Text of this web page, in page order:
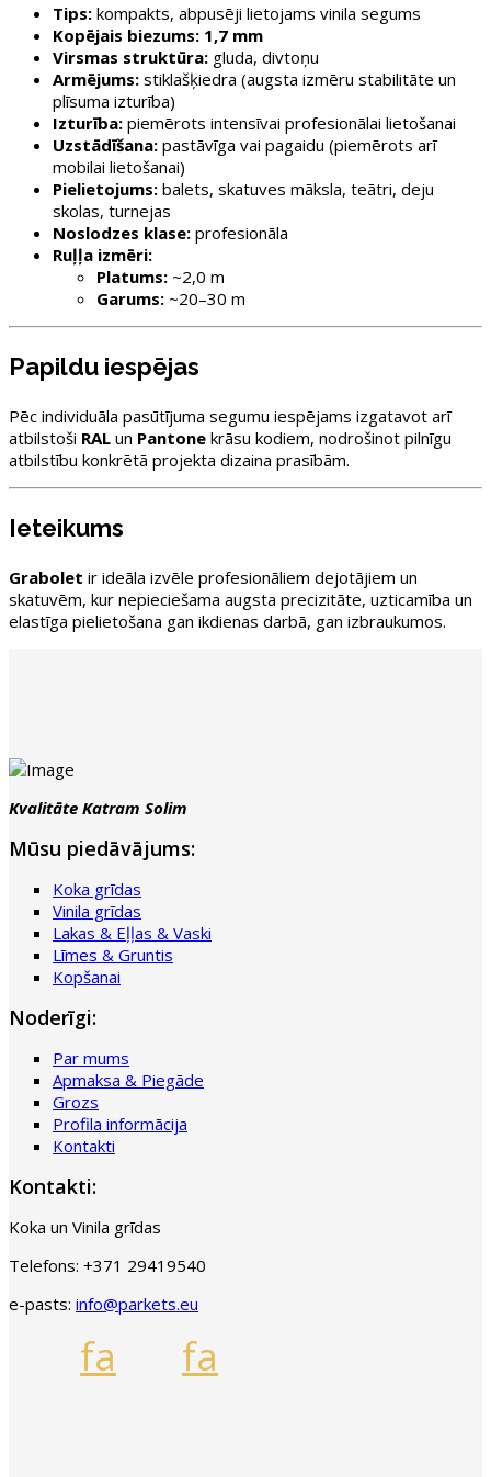
Tips: kompakts, abpusēji lietojams vinila segums
Kopējais biezums: 1,7 mm
Virsmas struktūra: gluda, divtoņu
Armējums: stiklašķiedra (augsta izmēru stabilitāte un
plīsuma izturība)
Izturība: piemērots intensīvai profesionālai lietošanai
Uzstādīšana: pastāvīga vai pagaidu (piemērots arī
mobilai lietošanai)
Pielietojums: balets, skatuves māksla, teātri, deju
skolas, turnejas
Noslodzes klase: profesionāla
Ruļļa izmēri:
Platums: ~2,0 m
Garums: ~20–30 m
Papildu iespējas
Pēc individuāla pasūtījuma segumu iespējams izgatavot arī
atbilstoši RAL un Pantone krāsu kodiem, nodrošinot pilnīgu
atbilstību konkrētā projekta dizaina prasībām.
Ieteikums
Grabolet ir ideāla izvēle profesionāliem dejotājiem un
skatuvēm, kur nepieciešama augsta precizitāte, uzticamība un
elastīga pielietošana gan ikdienas darbā, gan izbraukumos.
Kvalitāte Katram Solim
Mūsu piedāvājums:
Koka grīdas
Vinila grīdas
Lakas & Eļļas & Vaski
Līmes & Gruntis
Kopšanai
Noderīgi:
Par mums
Apmaksa & Piegāde
Grozs
Profila informācija
Kontakti
Kontakti:
Koka un Vinila grīdas
Telefons: +371 29419540
e-pasts: info@parkets.eu
fa fa